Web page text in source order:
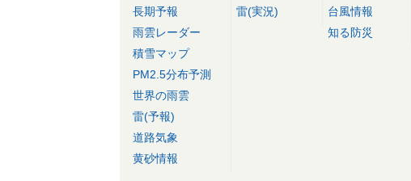
長期予報
雨雲レーダー
積雪マップ
PM2.5分布予測
世界の雨雲
雷(予報)
道路気象
黄砂情報
雷(実況)
台風情報
知る防災